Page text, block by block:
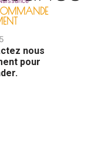
nous
pour